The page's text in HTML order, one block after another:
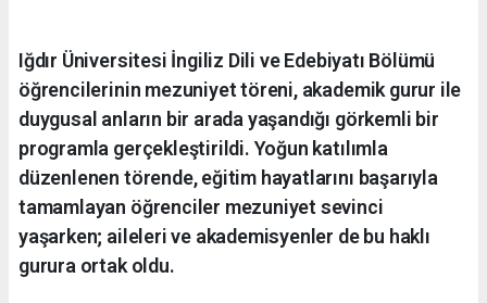
Iğdır Üniversitesi İngiliz Dili ve Edebiyatı Bölümü
öğrencilerinin mezuniyet töreni, akademik gurur ile
duygusal anların bir arada yaşandığı görkemli bir
programla gerçekleştirildi. Yoğun katılımla
düzenlenen törende, eğitim hayatlarını başarıyla
tamamlayan öğrenciler mezuniyet sevinci
yaşarken; aileleri ve akademisyenler de bu haklı
gurura ortak oldu.